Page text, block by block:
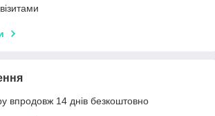
впродовж 14 днів безкоштовно